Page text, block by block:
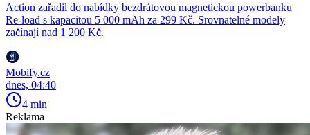
Action zařadil do nabídky bezdrátovou magnetickou powerbanku
Re-load s kapacitou 5 000 mAh za 299 Kč. Srovnatelné modely
začínají nad 1 200 Kč.
Mobify.cz
dnes, 04:40
4 min
Reklama